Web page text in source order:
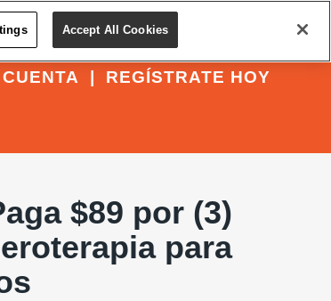
REGÍSTRATE HOY
$89 por (3)
para
Accept All Cookies